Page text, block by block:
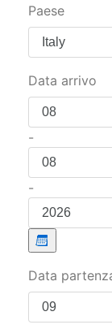
Data arrivo
-
-
Data partenza
-
-